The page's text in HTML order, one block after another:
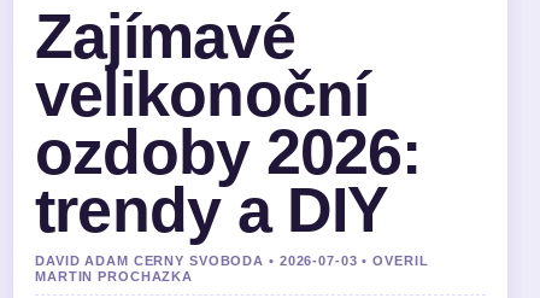
Zajímavé
velikonoční
ozdoby 2026:
trendy a DIY
DAVID ADAM CERNY SVOBODA • 2026-07-03 • OVERIL
MARTIN PROCHAZKA